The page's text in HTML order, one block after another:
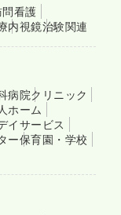
問看護
内視鏡治験関連
病院クリニック
ホーム
イサービス
ー保育園・学校